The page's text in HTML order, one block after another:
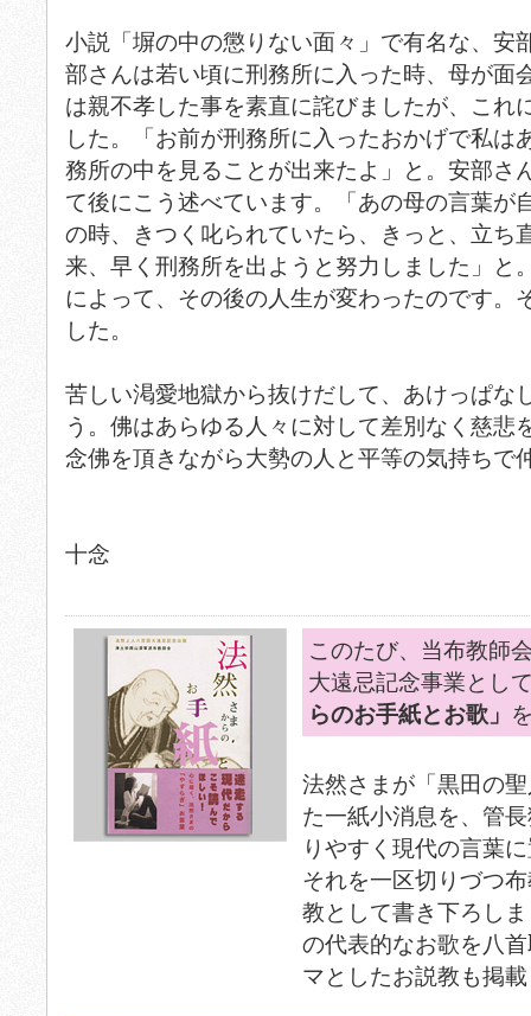
小説「塀の中の懲りない面々」で有名な、安
部さんは若い頃に刑務所に入った時、母が面
は親不孝した事を素直に詫びましたが、これ
した。「お前が刑務所に入ったおかげで私は
務所の中を見ることが出来たよ」と。安部さ
て後にこう述べています。「あの母の言葉が
の時、きつく叱られていたら、きっと、立ち
来、早く刑務所を出ようと努力しました」と
によって、その後の人生が変わったのです。
した。
苦しい渇愛地獄から抜けだして、あけっぱな
う。佛はあらゆる人々に対して差別なく慈悲
念佛を頂きながら大勢の人と平等の気持ちで
十念
このたび、当布教師
大遠忌記念事業とし
らのお手紙とお歌」
法然さまが「黒田の
た一紙小消息を、管
りやすく現代の言葉
それを一区切りづつ
教として書き下ろし
の代表的なお歌を八
マとしたお説教も掲